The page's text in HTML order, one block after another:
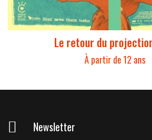
Le retour du
À partir de 12 ans
Newsletter